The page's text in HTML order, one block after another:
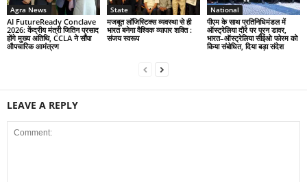
Agra News
AI FutureReady Conclave
2026: केंद्रीय मंत्री जितिन प्रसाद
होंगे मुख्य अतिथि, CCLA ने सौंपा
औपचारिक आमंत्रण
State
मजबूत लॉजिस्टिक्स व्यवस्था से ही
भारत बनेगा वैश्विक व्यापार शक्ति :
संजय स्वरूप
National
पीएम के साथ प्रतिनिधिमंडल में
ऑस्ट्रेलिया दौरे पर पूरन डावर,
भारत–ऑस्ट्रेलिया सीईओ फोरम को
किया संबोधित, दिया बड़ा संदेश
LEAVE A REPLY